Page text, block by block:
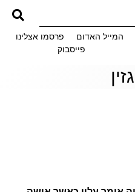
המייל האדום
פרסמו אצלינו
פייסבוק